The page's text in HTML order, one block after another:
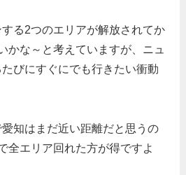
る2つのエリアが解放されてか
かな～と考えていますが、ニュ
びにすぐにでも行きたい衝動
知はまだ近い距離だと思うの
全エリア回れた方が得ですよ